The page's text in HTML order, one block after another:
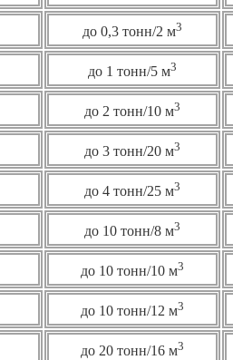
до 0,3 тонн/2 м3
до 1 тонн/5 м3
до 2 тонн/10 м3
до 3 тонн/20 м3
до 4 тонн/25 м3
до 10 тонн/8 м3
до 10 тонн/10 м3
до 10 тонн/12 м3
до 20 тонн/16 м3